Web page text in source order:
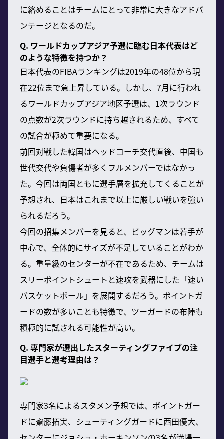
に絡めることはチームにとって非常に大きなアドバ
ンテージとなるのだ。
Q. ワールドカップアジア予選に臨む日本代表はど
のような特徴を持つか？
日本代表のFIBAランキングは2019年の48位から現
在22位まで急上昇している。しかし、7月に行われ
るワールドカップアジア地区予選は、1次ラウンド
の点数が2次ラウンドに持ち越されるため、すべて
の試合が極めて重要になる。
前回対戦した韓国はヘッドコーチ交代直後、中国も
世代交代や負傷者が多くフルメンバーではなかっ
た。今回は両国ともに選手層を拡充してくることが
予想され、日本はこれまで以上に厳しい戦いを強い
られるだろう。
今回の招集メンバーを見ると、ビッグマンは若手が
中心で、全体的にサイズが不足していることがわか
る。重量級のセンターが不在であるため、チームは
スリーポイントシュートと速攻を武器にした「速い
バスケットボール」を展開するだろう。ポイントガ
ードの数が多いことも特徴で、ツーガードの布陣も
積極的に試される可能性が高い。
Q. 専門家が選出したスターティングファイブの注
目選手と選考理由は？
専門家3名によるスタメン予想では、ポイントガー
ドに齋藤拓実、シューティングガードに西田優大、